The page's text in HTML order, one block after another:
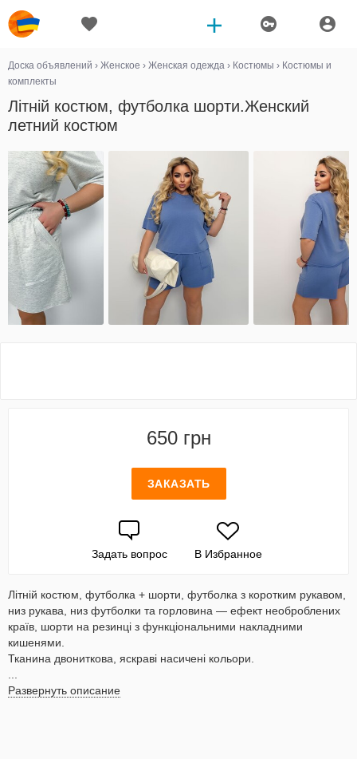
Доска объявлений › Женское › Женская одежда › Костюмы › Костюмы и
комплекты
Літній костюм, футболка шорти.Женский
летний костюм
650 грн
ЗАКАЗАТЬ
Задать вопрос В Избранное
Літній костюм, футболка + шорти, футболка з коротким рукавом,
низ рукава, низ футболки та горловина — ефект необроблених
країв, шорти на резинці з функціональними накладними
кишенями.
Тканина двониткова, яскраві насичені кольори.
Развернуть описание